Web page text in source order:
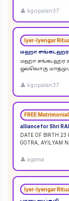
👤 kgopalan37
Iyer-Iyengar
மஹா சங்கடஹர
மஹா சங்கடஹர சதுர்த்தி. 22-
ஒவ்வொரு மாதமும்
👤 kgopalan37
FREE
alliance for Shri
DATE OF BIRTH 23
GOTRA, AYILYAM
👤 agama
Iyer-Iyengar